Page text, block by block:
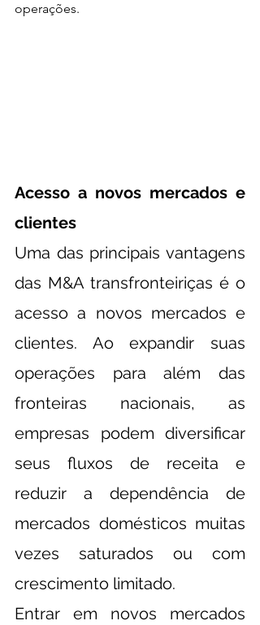
operações.
Acesso a novos mercados e
clientes
Uma das principais vantagens
das M&A transfronteiriças é o
acesso a novos mercados e
clientes. Ao expandir suas
operações para além das
fronteiras nacionais, as
empresas podem diversificar
seus fluxos de receita e
reduzir a dependência de
mercados domésticos muitas
vezes saturados ou com
crescimento limitado.
Entrar em novos mercados